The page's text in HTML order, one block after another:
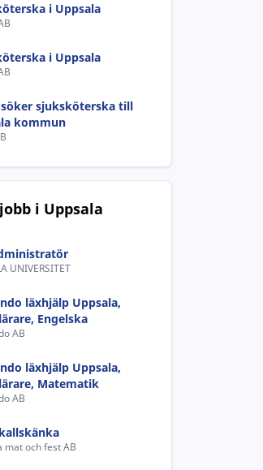
i Uppsala
i Uppsala
sjuksköterska till
kommun
i Uppsala
UNIVERSITET
läxhjälp Uppsala,
Engelska
AB
läxhjälp Uppsala,
Matematik
AB
mat och fest AB